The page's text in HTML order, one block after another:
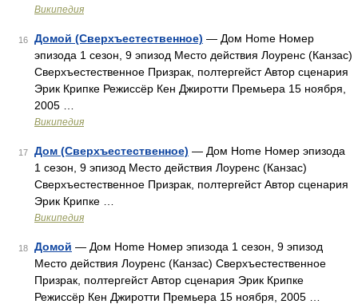
Википедия
16 Домой (Сверхъестественное) — Дом Home Номер
эпизода 1 сезон, 9 эпизод Место действия Лоуренс (Канзас)
Сверхъестественное Призрак, полтергейст Автор сценария
Эрик Крипке Режиссёр Кен Джиротти Премьера 15 ноября,
2005 …
Википедия
17 Дом (Сверхъестественное) — Дом Home Номер эпизода
1 сезон, 9 эпизод Место действия Лоуренс (Канзас)
Сверхъестественное Призрак, полтергейст Автор сценария
Эрик Крипке …
Википедия
18 Домой — Дом Home Номер эпизода 1 сезон, 9 эпизод
Место действия Лоуренс (Канзас) Сверхъестественное
Призрак, полтергейст Автор сценария Эрик Крипке
Режиссёр Кен Джиротти Премьера 15 ноября, 2005 …